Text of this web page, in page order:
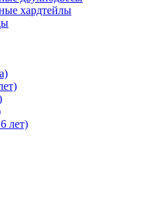
хардтейлы
лет)